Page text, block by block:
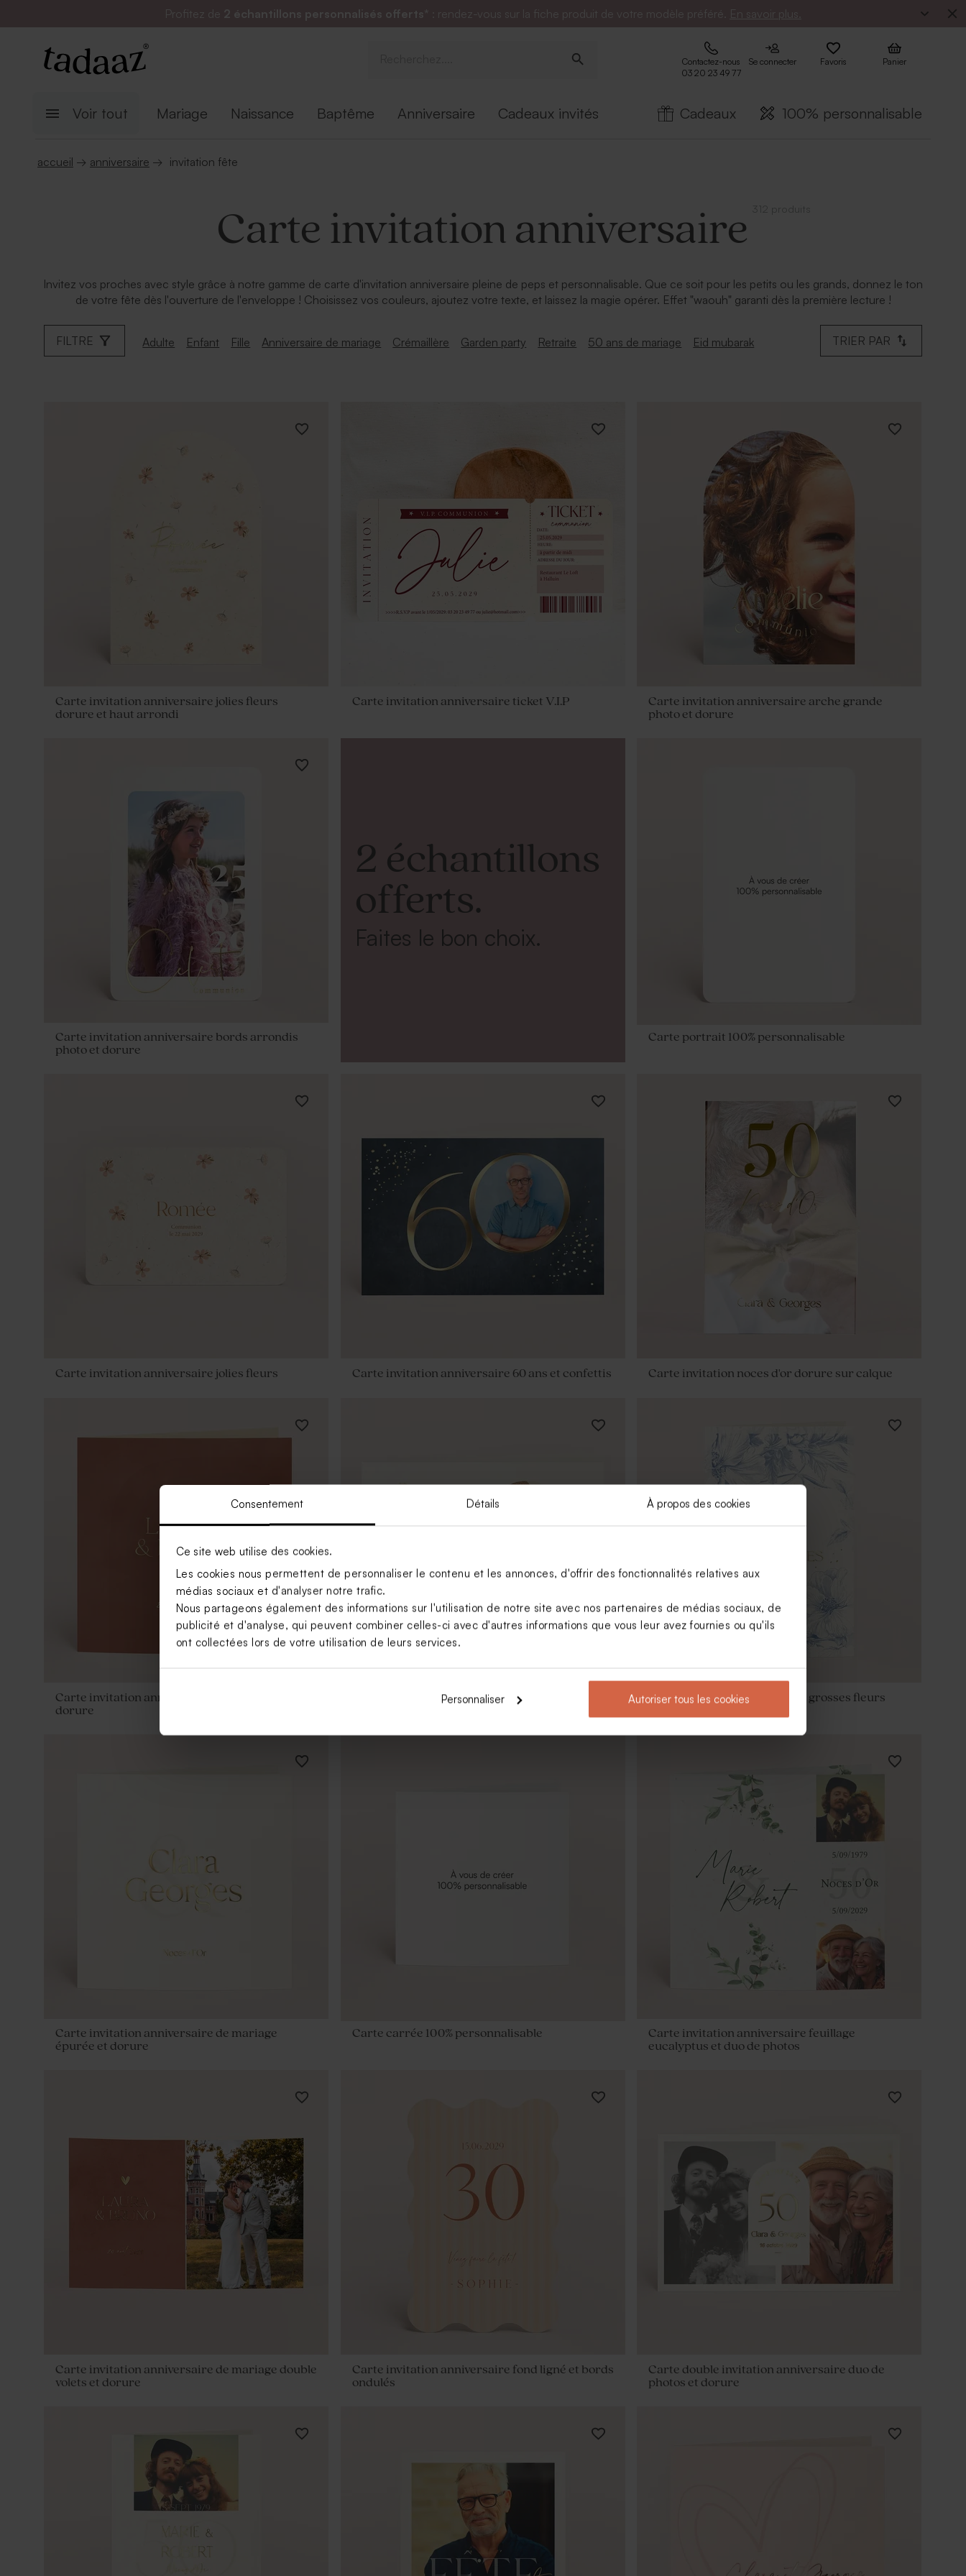
Consentement Détails À propos des cookies
Ce site web utilise des cookies.
Les cookies nous permettent de personnaliser le contenu et les annonces, d'offrir des fonctionnalités relatives aux
médias sociaux et d'analyser notre trafic.
Nous partageons également des informations sur l'utilisation de notre site avec nos partenaires de médias sociaux, de
publicité et d'analyse, qui peuvent combiner celles-ci avec d'autres informations que vous leur avez fournies ou qu'ils
ont collectées lors de votre utilisation de leurs services.
Personnaliser Autoriser tous les cookies
Profitez de 2 échantillons personnalisés offerts* : rendez-vous sur la fiche produit de votre modèle préféré. En savoir plus.
Contactez-nous
03 20 23 49 77
Se connecter Favoris Panier
Voir tout Mariage Naissance Baptême Anniversaire Cadeaux invités Cadeaux 100% personnalisable
accueil → anniversaire → invitation fête
Carte invitation anniversaire
Invitez vos proches avec style grâce à notre gamme de carte d'invitation anniversaire pleine de peps et personnalisable. Que ce soit pour les petits ou les grands, donnez le ton
de votre fête dès l'ouverture de l'enveloppe ! Choisissez vos couleurs, ajoutez votre texte, et laissez la magie opérer. Effet "waouh" garanti dès la première lecture !
FILTRE Adulte Enfant Fille Anniversaire de mariage Crémaillère Garden party Retraite 50 ans de mariage Eid mubarak TRIER PAR
2 échantillons
offerts.
Faites le bon choix.
Carte portrait 100% personnalisable
Carte carrée 100% personnalisable
Carte invitation anniversaire jolies fleurs
dorure et haut arrondi
Carte invitation anniversaire ticket V.I.P
Carte invitation anniversaire arche grande
photo et dorure
Carte invitation anniversaire bords arrondis
photo et dorure
Carte invitation anniversaire jolies fleurs Carte invitation anniversaire 60 ans et confettis Carte invitation noces d'or dorure sur calque
Carte invitation anniversaire terracotta et
dorure
Carte invitation anniversaire paysage photo
Carte invitation anniversaire grosses fleurs
Carte invitation anniversaire de mariage
épurée et dorure
Carte invitation anniversaire feuillage
eucalyptus et duo de photos
Carte invitation anniversaire de mariage double
volets et dorure
Carte invitation anniversaire fond ligné et bords
ondulés
Carte double invitation anniversaire duo de
photos et dorure